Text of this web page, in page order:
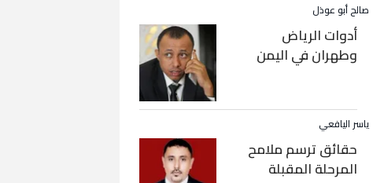
صالح أبو عوذل
أدوات الرياض
وطهران في اليمن
ياسر اليافعي
حقائق ترسم ملامح
المرحلة المقبلة